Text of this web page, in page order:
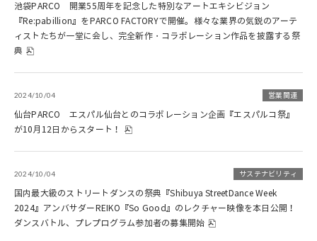
池袋PARCO 開業55周年を記念した特別なアートエキシビジョン
『Re:pabillion』をPARCO FACTORYで開催。様々な業界の気鋭のアーテ
ィストたちが一堂に会し、完全新作・コラボレーション作品を披露する祭
典
2024/10/04 営業関連
仙台PARCO エスパル仙台とのコラボレーション企画『エスパルコ祭』
が10月12日からスタート！
2024/10/04 サステナビリティ
国内最大級のストリートダンスの祭典『Shibuya StreetDance Week
2024』アンバサダーREIKO『So Good』のレクチャー映像を本日公開！
ダンスバトル、プレプログラム参加者の募集開始